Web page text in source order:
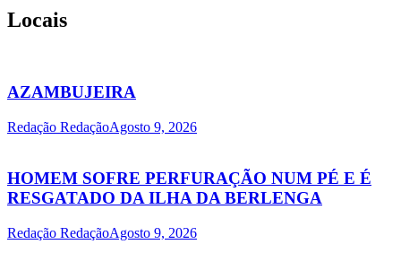
Locais
AZAMBUJEIRA
Redação RedaçãoAgosto 9, 2026
HOMEM SOFRE PERFURAÇÃO NUM PÉ E É
RESGATADO DA ILHA DA BERLENGA
Redação RedaçãoAgosto 9, 2026